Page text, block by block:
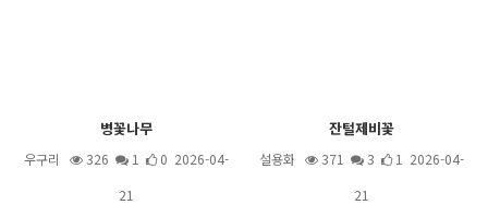
병꽃나무
우구리 326 1
0 2026-04-
21
잔털제비꽃
설용화 371 3
1 2026-04-
21